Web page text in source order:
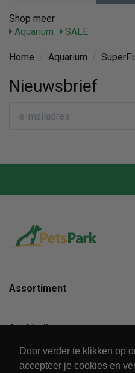
Door verder te klikken op
accepteer je cookies en
Shop meer
Aquarium
SALE
Home Aquarium
Nieuwsbrief
Assortiment
Aanbiedingen
Klantenservice